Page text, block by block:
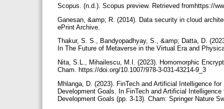
Scopus. (n.d.). Scopus preview. Retrieved fromhttps://
Ganesan, &amp; R. (2014). Data security in cloud
ePrint Archive.
Thakur, S. S., Bandyopadhyay, S., &amp; Datta, D.
In The Future of Metaverse in the Virtual Era and
Nita, S.L., Mihailescu, M.I. (2023). Homomorphic
Cham. https://doi.org/10.1007/978-3-031-43214-9_3
Mhlanga, D. (2023). FinTech and Artificial Intelligence
Development Goals. In FinTech and Artificial
Development Goals (pp. 3-13). Cham: Springer Nature